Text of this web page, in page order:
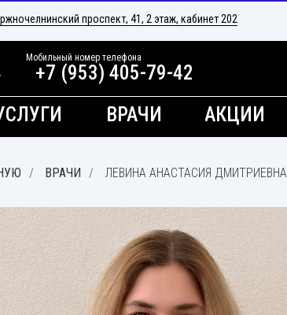
АКЦИИ
ВРАЧИ
+7 (953) 405-79-42
Мобильный номер телефона
проспект, 41, 2 этаж, кабинет 202
/ ВРАЧИ / ЛЕВИНА АНАСТАСИЯ ДМИТРИЕВНА